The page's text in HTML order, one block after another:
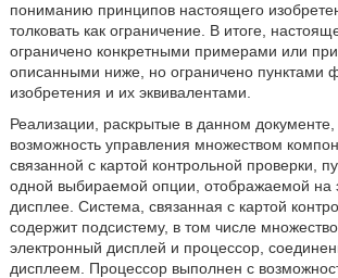
пониманию принципов настоящего
толковать как ограничение. В итоге,
ограничено конкретными примерами или
описанными ниже, но ограничено пунктами
изобретения и их эквивалентами.
Реализации, раскрытые в данном
возможность управления множеством
связанной с картой контрольной проверки,
одной выбираемой опции, отображаемой на
дисплее. Система, связанная с картой
содержит подсистему, в том числе
электронный дисплей и процессор,
дисплеем. Процессор выполнен с